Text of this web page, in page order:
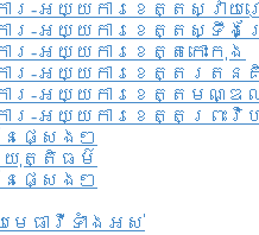
ារ-អយ្យការខេត្តស្វាយ
ារ-អយ្យការខេត្តស្ទឹង
រ-អយ្យការខេត្តកោះកុង
ារ-អយ្យការខេត្តរតន
ារ-អយ្យការខេត្តមណ្
រ-អយ្យការខេត្តព្រះវិហ
នផ្សេងៗ
យុត្តិធម៌
នផ្សេងៗ
េធាវីទាំងអស់​